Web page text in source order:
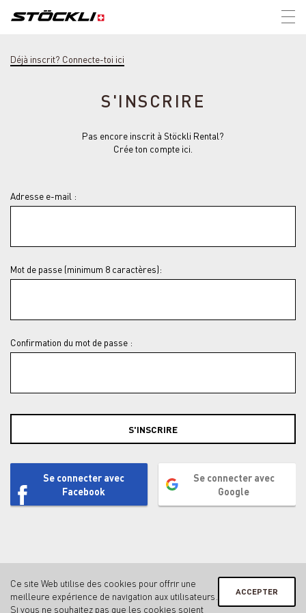
Déjà inscrit? Connecte-toi ici
S'INSCRIRE
Pas encore inscrit à Stöckli Rental?
Crée ton compte ici.
Adresse e-mail :
Mot de passe (minimum 8 caractères):
Confirmation du mot de passe :
S'INSCRIRE
Se connecter avec
Facebook
Se connecter avec
Google
Contact
Mentions légales & protection des données
ACCEPTER
Ce site Web utilise des cookies pour offrir une
meilleure expérience de navigation aux utilisateurs.
Si vous ne souhaitez pas que les cookies soient